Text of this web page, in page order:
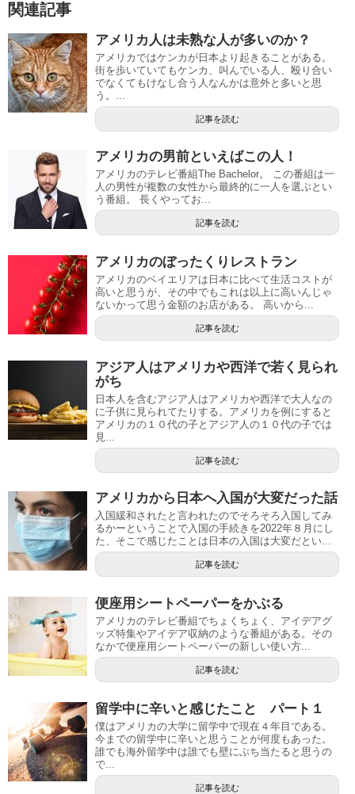
関連記事
アメリカ人は未熟な人が多いのか？
アメリカではケンカが日本より起きることがある。
街を歩いていてもケンカ、叫んでいる人、殴り合い
でなくてもけなし合う人なんかは意外と多いと思
う。...
記事を読む
アメリカの男前といえばこの人！
アメリカのテレビ番組The Bachelor。 この番組は一
人の男性が複数の女性から最終的に一人を選ぶとい
う番組。 長くやってお...
記事を読む
アメリカのぼったくりレストラン
アメリカのベイエリアは日本に比べて生活コストが
高いと思うが、その中でもこれは以上に高いんじゃ
ないかって思う金額のお店がある。 高いから...
記事を読む
アジア人はアメリカや西洋で若く見られ
がち
日本人を含むアジア人はアメリカや西洋で大人なの
に子供に見られてたりする。アメリカを例にすると
アメリカの１０代の子とアジア人の１０代の子では
見...
記事を読む
アメリカから日本へ入国が大変だった話
入国緩和されたと言われたのでそろそろ入国してみ
るかーということで入国の手続きを2022年８月にし
た、そこで感じたことは日本の入国は大変だとい...
記事を読む
便座用シートペーパーをかぶる
アメリカのテレビ番組でちょくちょく、アイデアグ
ッズ特集やアイデア収納のような番組がある。その
なかで便座用シートペーパーの新しい使い方...
記事を読む
留学中に辛いと感じたこと パート１
僕はアメリカの大学に留学中で現在４年目である。
今までの留学中に辛いと思うことが何度もあった。
誰でも海外留学中は誰でも壁にぶち当たると思うの
で...
記事を読む